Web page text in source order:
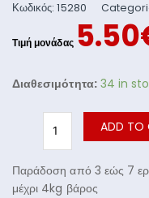
Κωδικός:15280
5.50
Διαθεσιμότητα: 34 in
ADD TO
Παράδοση από 3 εώς 7
μέχρι 4kg βάρος